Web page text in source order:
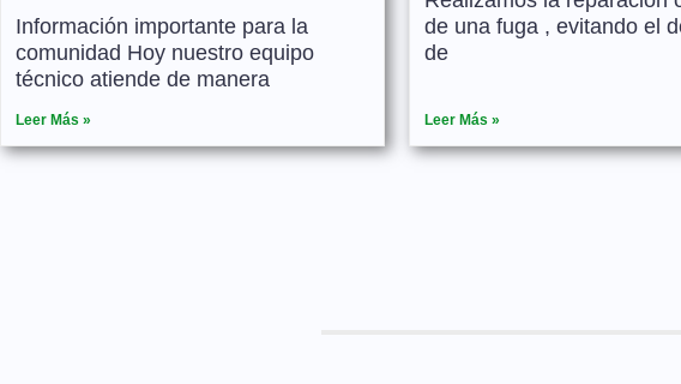
Información importante para la
comunidad Hoy nuestro equipo
técnico atiende de manera
Leer Más »
de una fuga , evitando el
de
Leer Más »